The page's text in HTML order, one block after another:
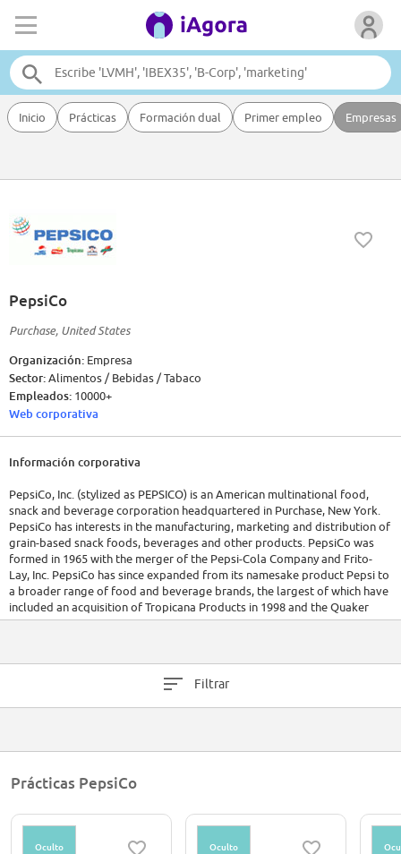
Inicio Prácticas Formación dual Primer empleo Empresas
PepsiCo
Purchase, United States
Organización: Empresa
Sector:Alimentos / Bebidas / Tabaco
Empleados: 10000+
Web corporativa
Información corporativa
PepsiCo, Inc. (stylized as PEPSICO) is an American multinational food,
snack and beverage corporation headquartered in Purchase, New York.
PepsiCo has interests in the manufacturing, marketing and distribution of
grain-based snack foods, beverages and other products. PepsiCo was
formed in 1965 with the merger of the Pepsi-Cola Company and Frito-
Lay, Inc. PepsiCo has since expanded from its namesake product Pepsi to
a broader range of food and beverage brands, the largest of which have
included an acquisition of Tropicana Products in 1998 and the Quaker
Oats Company in 2001, which added the Gatorade brand to its portfolio.
distributed across more than 200 countries, resulting in annual net
Krishnamurthy Nooyi has been the chief executive of PepsiCo since 2006.
PepsiCo as well as by licensed bottlers in certain regions. Approximately
Filtrar
Prácticas PepsiCo
Oculto Oculto